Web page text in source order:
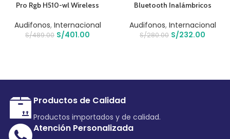
Pro Rgb H510-wl Wireless
Audifonos, Internacional
S/489.00 S/401.00
Bluetooth Inalámbricos
Audifonos, Internacional
S/280.00 S/232.00
Productos de Calidad
Productos importados y de calidad.
Atención Personalizada